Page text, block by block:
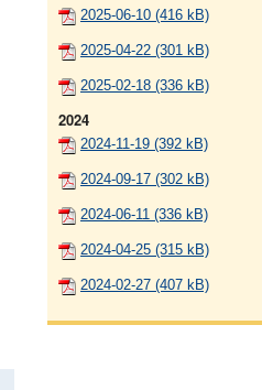
2025-06-10 (416 kB)
2025-04-22 (301 kB)
2025-02-18 (336 kB)
2024
2024-11-19 (392 kB)
2024-09-17 (302 kB)
2024-06-11 (336 kB)
2024-04-25 (315 kB)
2024-02-27 (407 kB)